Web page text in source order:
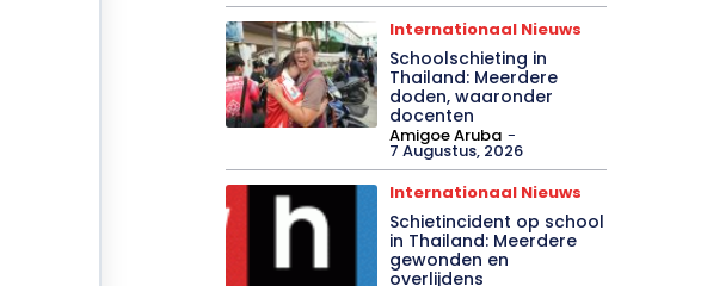
Internationaal Nieuws
Schoolschieting in
Thailand: Meerdere
doden, waaronder
docenten
Amigoe Aruba -
7 Augustus, 2026
Internationaal Nieuws
Schietincident op school
in Thailand: Meerdere
gewonden en
overlijdens